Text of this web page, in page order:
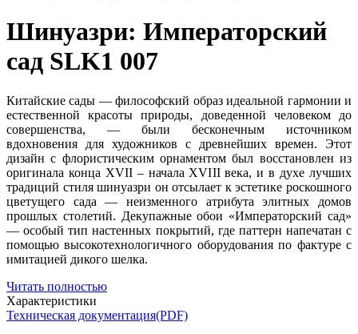
Шинуазри: Императорский
сад SLK1 007
Китайские сады — философский образ идеальной гармонии и
естественной красоты природы, доведенной человеком до
совершенства, — были бесконечным источником
вдохновения для художников с древнейших времен. Этот
дизайн с флористическим орнаментом был восстановлен из
оригинала конца XVII – начала XVIII века, и в духе лучших
традиций стиля шинуазри он отсылает к эстетике роскошного
цветущего сада — неизменного атрибута элитных домов
прошлых столетий. Декупажные обои «Императорский сад»
— особый тип настенных покрытий, где паттерн напечатан с
помощью высокотехнологичного оборудования по фактуре с
имитацией дикого шелка.
Читать полностью
Характеристики
Техническая документация(PDF)